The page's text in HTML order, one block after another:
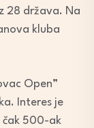
28 država. Na
kluba
Open”
Interes je
čak 500-ak